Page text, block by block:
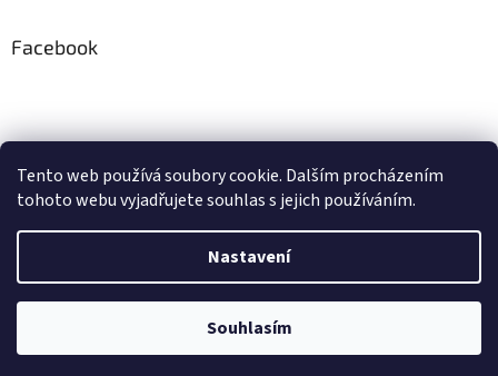
Tento web používá soubory cookie. Dalším procházením
tohoto webu vyjadřujete souhlas s jejich používáním.
Nastavení
Souhlasím
Facebook
Vytvořil Shoptet
NETfotbal.cz. Všechna práva vyhrazena.